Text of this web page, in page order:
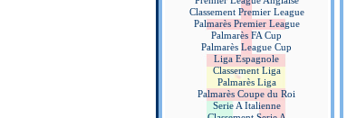
Classement Premier League
Palmarès Premier League
Palmarès FA Cup
Palmarès League Cup
Liga Espagnole
Classement Liga
Palmarès Liga
Palmarès Coupe du Roi
Serie A Italienne